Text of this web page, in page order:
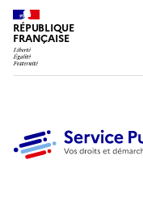
RÉPUBLIQUE
FRANÇAISE